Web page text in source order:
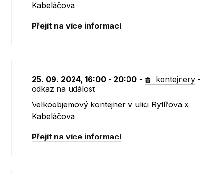
Kabeláčova
Přejít na více informací
25. 09. 2024, 16:00 - 20:00 - kontejnery -
odkaz na událost
Velkoobjemový kontejner v ulici Rytířova x
Kabeláčova
Přejít na více informací